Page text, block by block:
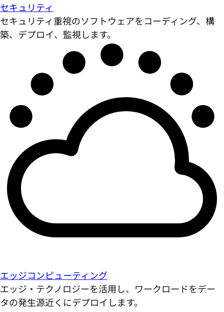
セキュリティ
セキュリティ重視のソフトウェアをコーディング、構
築、デプロイ、監視します。
エッジコンピューティング
エッジ・テクノロジーを活用し、ワークロードをデー
タの発生源近くにデプロイします。